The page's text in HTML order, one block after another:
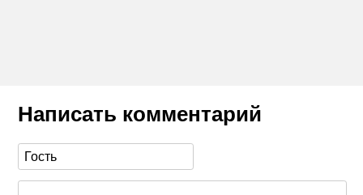
Написать комментарий